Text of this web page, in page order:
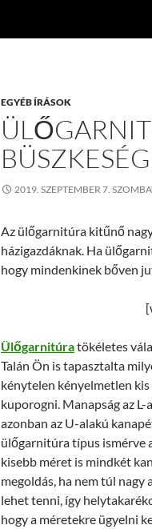
EGYÉB ÍRÁSOK
2019. SZEPTEMBER 7.
Az ülőgarnitúra kitűnő
házigazdáknak. Ha
hogy mindenkinek bőven
Ülőgarnitúratökéletes
Talán Ön is tapasztalta
kénytelen kényelmetlen kis
kuporogni. Manapság az
azonban az U-alakú
ülőgarnitúra típus ismérve
kisebb méret is mindkét
megoldás, ha nem túl
lehet tenni, így
hogy a méretekre ügyelni